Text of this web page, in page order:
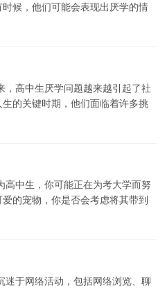
候，他们可能会表现出厌学的情
，高中生厌学问题越来越引起了社
的关键时期，他们面临着许多挑
高中生，你可能正在为考大学而努
的宠物，你是否会考虑将其带到
迷于网络活动，包括网络浏览、聊